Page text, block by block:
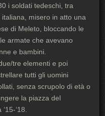
i soldati tedeschi, tra
misero in atto una
di Meleto, bloccando le
armate che avevano
e bambini.
tre elementi e poi
tutti gli uomini
senza scrupolo di età o
la piazza del
‘18.